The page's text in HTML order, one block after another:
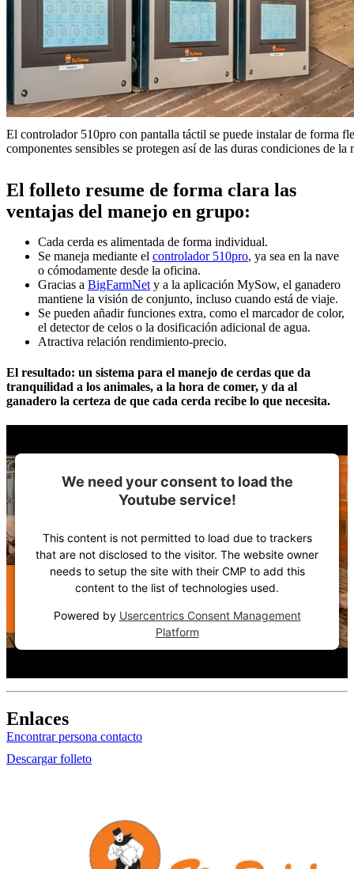
El controlador 510pro con pantalla táctil se puede instalar de forma
componentes sensibles se protegen así de las duras condiciones de la
El folleto resume de forma clara las
ventajas del manejo en grupo:
Cada cerda es alimentada de forma individual.
Se maneja mediante el controlador 510pro, ya sea en la nave
o cómodamente desde la oficina.
Gracias a BigFarmNet y a la aplicación MySow, el ganadero
mantiene la visión de conjunto, incluso cuando está de viaje.
Se pueden añadir funciones extra, como el marcador de color,
el detector de celos o la dosificación adicional de agua.
Atractiva relación rendimiento-precio.
El resultado: un sistema para el manejo de cerdas que da
tranquilidad a los animales, a la hora de comer, y da al
ganadero la certeza de que cada cerda recibe lo que necesita.
We need your consent to load the
Youtube service!
This content is not permitted to load due to trackers
that are not disclosed to the visitor. The website owner
needs to setup the site with their CMP to add this
content to the list of technologies used.
Powered by Usercentrics Consent Management
Platform
Enlaces
Encontrar persona contacto
Descargar folleto